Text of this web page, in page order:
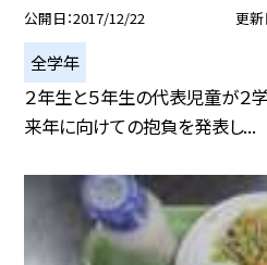
公開日 2017/12/22 更新
全学年
２年生と５年生の代表児童が２
来年に向けての抱負を発表し...